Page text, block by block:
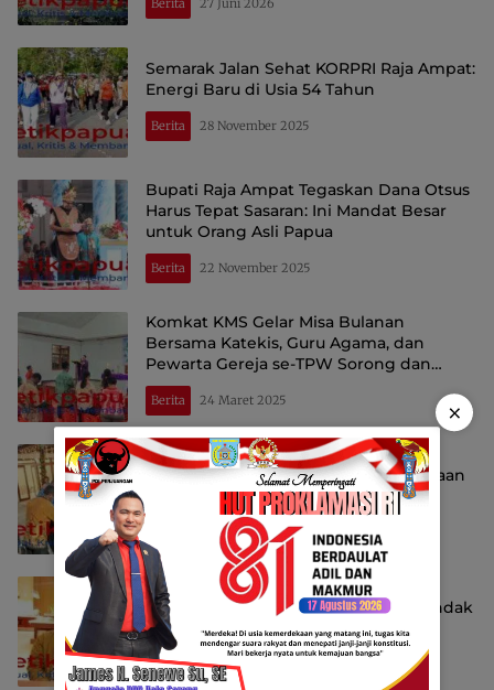
Berita 27 Juni 2026
Semarak Jalan Sehat KORPRI Raja Ampat:
Energi Baru di Usia 54 Tahun
Berita 28 November 2025
Bupati Raja Ampat Tegaskan Dana Otsus
Harus Tepat Sasaran: Ini Mandat Besar
untuk Orang Asli Papua
Berita 22 November 2025
Komkat KMS Gelar Misa Bulanan
Bersama Katekis, Guru Agama, dan
Pewarta Gereja se-TPW Sorong dan
Aimas
Berita 24 Maret 2025
Perkuat Ekonomi Lokal, Bupati Raja
Ampat Resmikan Usaha Cuci Kendaraan
GKI Alfa Omega
18 Maret 2025
Polemik Jabatan Direktur RSUD Raja
Ampat, GEMPHA: Bupati Harus Bertindak
Tegas!
Berita 17 Maret 2025
×